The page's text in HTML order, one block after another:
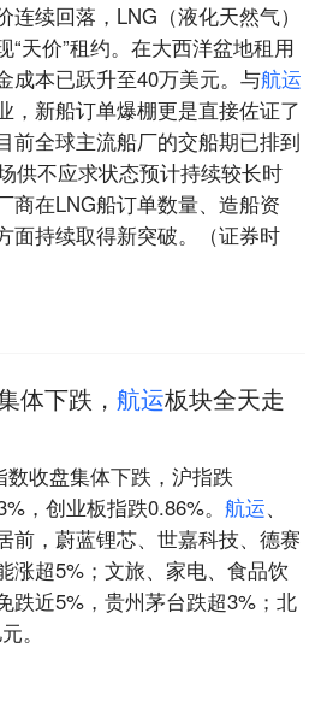
续回落，LNG（液化天然气）
“天价”租约。在大西洋盆地租用
成本已跃升至40万美元。与航运
，新船订单爆棚更是直接佐证了
前全球主流船厂的交船期已排到
供不应求状态预计持续较长时
商在LNG船订单数量、造船资
面持续取得新突破。（证券时
体下跌， 航运板块全天走
收盘集体下跌，沪指跌
，创业板指跌0.86%。 航运、
前，蔚蓝锂芯、世嘉科技、德赛
涨超5%；文旅、家电、食品饮
跌近5%，贵州茅台跌超3%；北
。